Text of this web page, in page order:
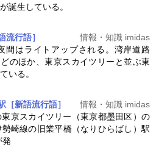
誕生している。
流行語］
情報・知識 imidas
間はライトアップされる。湾岸道路
のほか、東京スカイツリー と並ぶ東
いる。
新語流行語］
情報・知識 imidas
東京スカイツリー
（東京都墨田区）の
崎線の旧業平橋（なりひらばし）駅
発